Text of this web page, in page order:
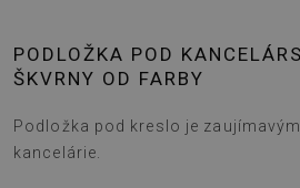
PODLOŽKA POD
ŠKVRNY OD FARBY
Podložka pod kreslo je
kancelárie.